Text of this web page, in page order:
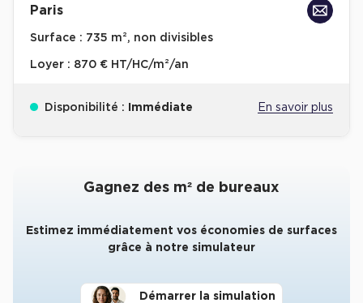
Paris
Surface : 735 m², non divisibles
Loyer : 870 € HT/HC/m²/an
Disponibilité : Immédiate En savoir plus
Gagnez des m² de bureaux
Estimez immédiatement vos économies de surfaces
grâce à notre simulateur
Démarrer la simulation